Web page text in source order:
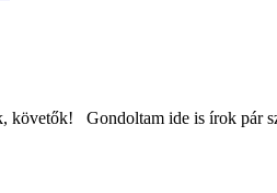
követők! Gondoltam ide is írok pár